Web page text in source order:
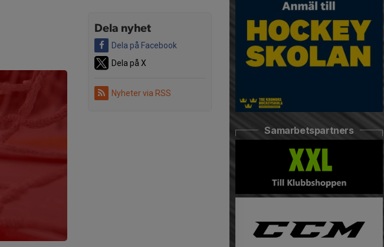
Dela nyhet
Dela på Facebook
Dela på X
Nyheter via RSS
Samarbetspartners